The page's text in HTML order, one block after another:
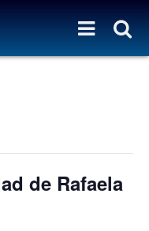
de Rafaela